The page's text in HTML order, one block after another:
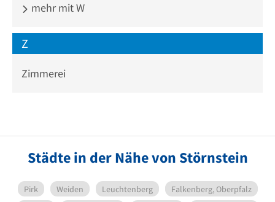
mehr mit W
Z
Zimmerei
Städte in der Nähe von Störnstein
Pirk Weiden Leuchtenberg
Falkenberg, Oberpfalz